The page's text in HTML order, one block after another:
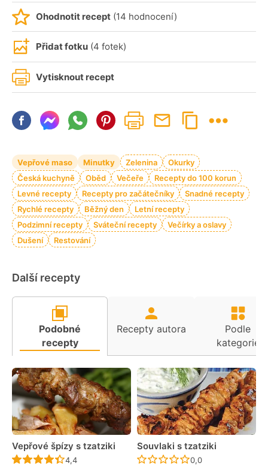
Ohodnotit recept (14 hodnocení)
Přidat fotku (4 fotek)
Vytisknout recept
Vepřové maso Minutky Zelenina
Okurky
Česká kuchyně
Oběd Večeře
Recepty do 100 korun
Levné recepty
Recepty pro začátečníky
Snadné recepty
Rychlé recepty
Běžný den
Letní recepty
Podzimní recepty
Sváteční recepty
Večírky a oslavy
Dušení
Restování
Další recepty
Podobné
recepty
Recepty autora
Podle
kategorie
Vepřové špízy s tzatziki
Recept ještě nebyl hodnocen
4,4
Souvlaki s tzatziki
Recept ještě nebyl
0,0